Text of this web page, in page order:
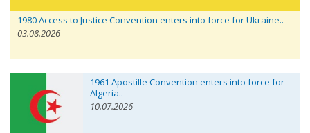
1980 Access to Justice Convention enters into force for Ukraine..
03.08.2026
1961 Apostille Convention enters into force for
Algeria..
10.07.2026